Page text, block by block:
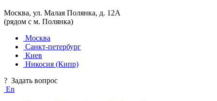
Москва, ул. Малая Полянка, д. 12А
(рядом с м. Полянка)
Москва
Санкт-петербург
Киев
Никосия (Кипр)
? Задать вопрос
En